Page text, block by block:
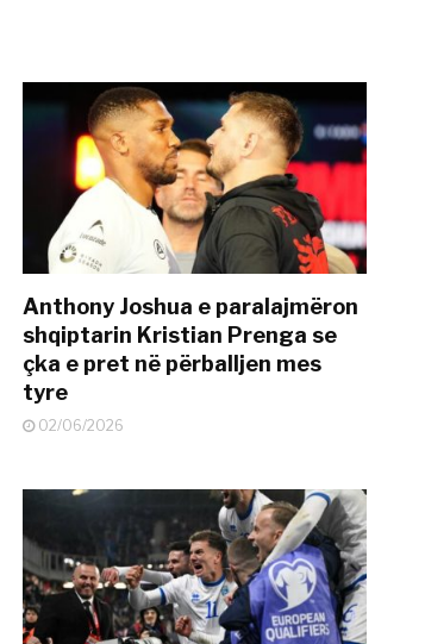
Anthony Joshua e paralajmëron
shqiptarin Kristian Prenga se
çka e pret në përballjen mes
tyre
02/06/2026